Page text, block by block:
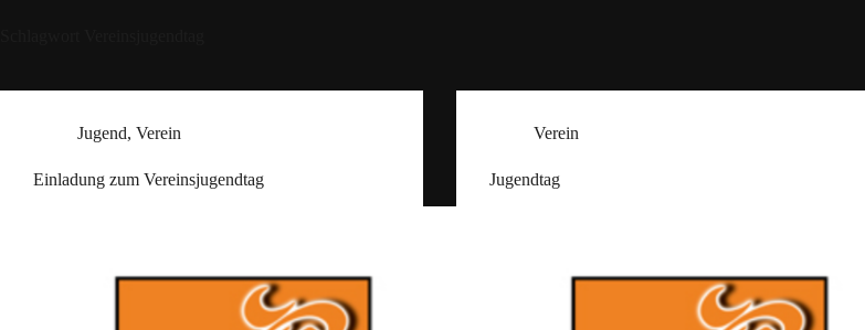
Jugend, Verein
Einladung zum Vereinsjugendtag
Verein
Jugendtag